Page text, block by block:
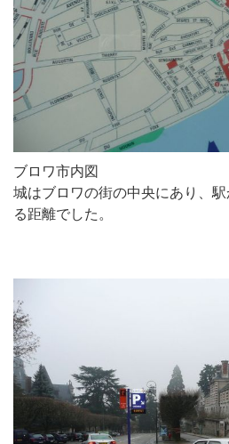
ブロワ市内図
城はブロワの街の中央にあり、
る距離でした。